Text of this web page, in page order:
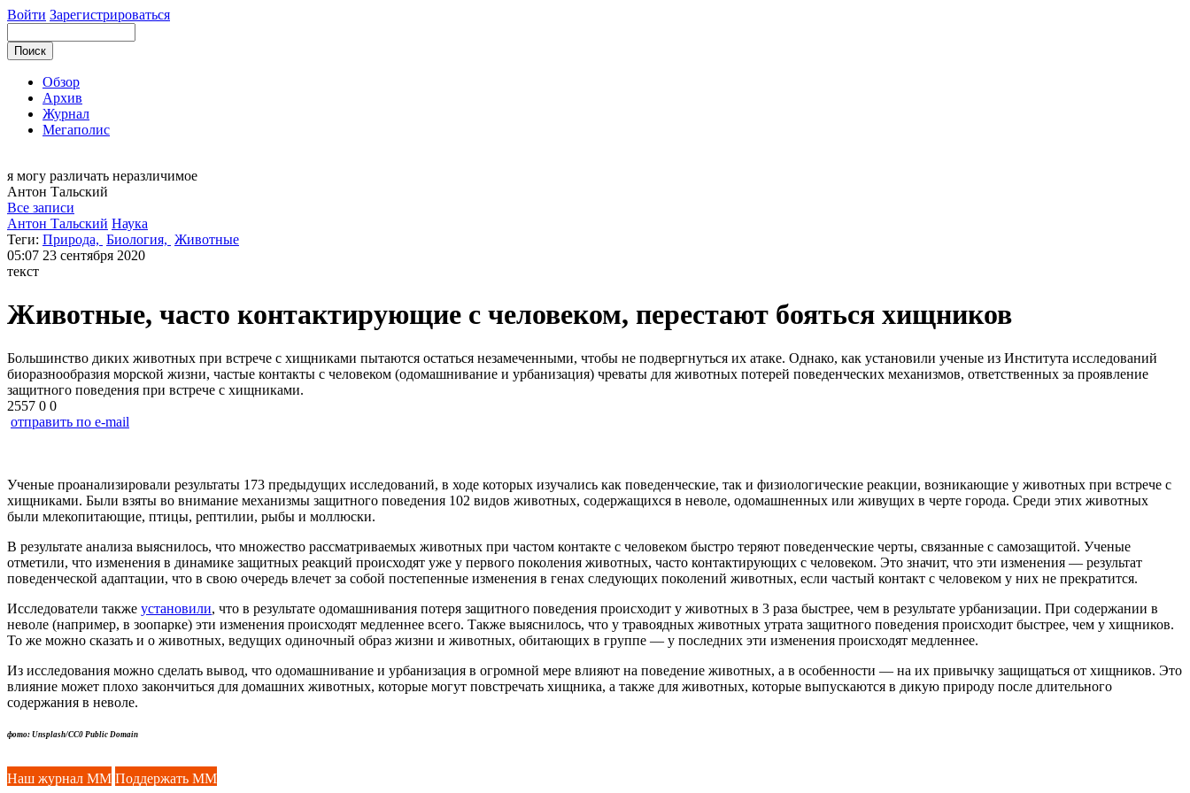
Войти Зарегистрироваться
Обзор
Архив
Журнал
Мегаполис
я могу различать неразличимое
Антон Тальский
Все записи
Антон Тальский Наука
Теги: Природа, Биология, Животные
05:07 23 сентября 2020
текст
Животные, часто контактирующие с человеком, перестают бояться хищников
Большинство диких животных при встрече с хищниками пытаются остаться незамеченными, чтобы не подвергнуться их атаке. Однако, как установили ученые из Института исследований
биоразнообразия морской жизни, частые контакты с человеком (одомашнивание и урбанизация) чреваты для животных потерей поведенческих механизмов, ответственных за проявление
защитного поведения при встрече с хищниками.
2557 0 0
отправить по e-mail
Ученые проанализировали результаты 173 предыдущих исследований, в ходе которых изучались как поведенческие, так и физиологические реакции, возникающие у животных при встрече с
хищниками. Были взяты во внимание механизмы защитного поведения 102 видов животных, содержащихся в неволе, одомашненных или живущих в черте города. Среди этих животных
были млекопитающие, птицы, рептилии, рыбы и моллюски.
В результате анализа выяснилось, что множество рассматриваемых животных при частом контакте с человеком быстро теряют поведенческие черты, связанные с самозащитой. Ученые
отметили, что изменения в динамике защитных реакций происходят уже у первого поколения животных, часто контактирующих с человеком. Это значит, что эти изменения — результат
поведенческой адаптации, что в свою очередь влечет за собой постепенные изменения в генах следующих поколений животных, если частый контакт с человеком у них не прекратится.
Исследователи также установили, что в результате одомашнивания потеря защитного поведения происходит у животных в 3 раза быстрее, чем в результате урбанизации. При содержании в
неволе (например, в зоопарке) эти изменения происходят медленнее всего. Также выяснилось, что у травоядных животных утрата защитного поведения происходит быстрее, чем у хищников.
То же можно сказать и о животных, ведущих одиночный образ жизни и животных, обитающих в группе — у последних эти изменения происходят медленнее.
Из исследования можно сделать вывод, что одомашнивание и урбанизация в огромной мере влияют на поведение животных, а в особенности — на их привычку защищаться от хищников. Это
влияние может плохо закончиться для домашних животных, которые могут повстречать хищника, а также для животных, которые выпускаются в дикую природу после длительного
содержания в неволе.
фото: Unsplash/CC0 Public Domain
Наш журнал ММ Поддержать ММ